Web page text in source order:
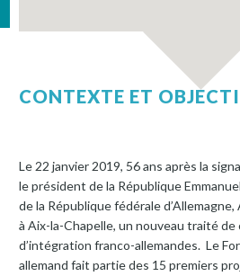
CONTEXTE ET
Le 22 janvier 2019, 56 ans après la
le président de la République
de la République fédérale
à Aix-la-Chapelle, un nouveau traité
d’intégration franco-allemandes. Le
allemand fait partie des 15 premiers